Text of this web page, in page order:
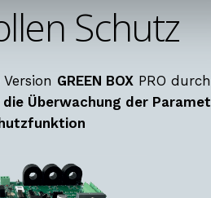
Schutz
GREEN BOX PRO durch
Überwachung der